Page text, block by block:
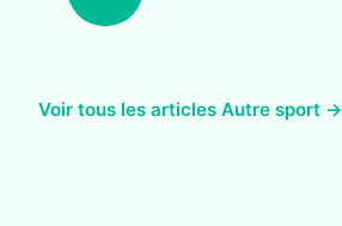
Voir tous les articles Autre sport →